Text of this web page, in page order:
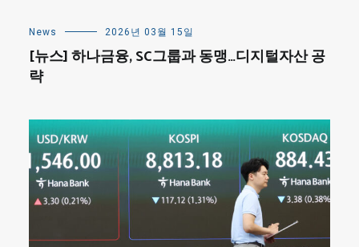
News 2026년 03월 15일
[뉴스] 하나금융, SC그룹과 동맹…디지털자산 공
략